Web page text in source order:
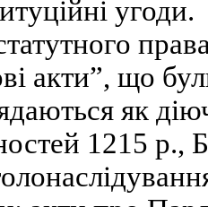
угоди.
акти”, що
як
1215 p.,